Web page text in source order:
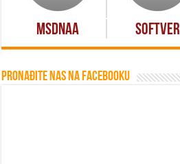
MSDNAA Softver
Pronađite nas na Facebooku